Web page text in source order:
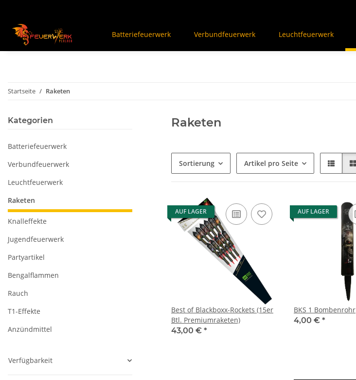
Batteriefeuerwerk Verbundfeuerwerk Leuchtfeuerwerk
Startseite Raketen
Raketen
Sortierung Artikel pro Seite
AUF LAGER
Best of Blackboxx-Rockets (15er
Btl. Premiumraketen)
43,00 € *
AUF LAGER
BKS 1 Bombenrohr
4,00 € *
Kategorien
Batteriefeuerwerk
Verbundfeuerwerk
Leuchtfeuerwerk
Raketen
Knalleffekte
Jugendfeuerwerk
Partyartikel
Bengalflammen
Rauch
T1-Effekte
Anzündmittel
Verfügbarkeit